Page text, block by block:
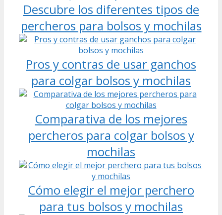
Descubre los diferentes tipos de
percheros para bolsos y mochilas
Pros y contras de usar ganchos
para colgar bolsos y mochilas
Comparativa de los mejores
percheros para colgar bolsos y
mochilas
Cómo elegir el mejor perchero
para tus bolsos y mochilas